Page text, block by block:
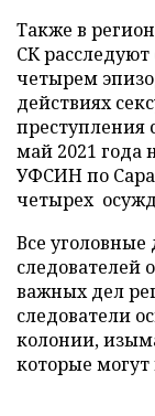
Также в
СК
четырем
действиях
преступления
май 2021
УФСИН по
четырех
Все уголовные
следователей
важных дел
следователи
колонии,
которые